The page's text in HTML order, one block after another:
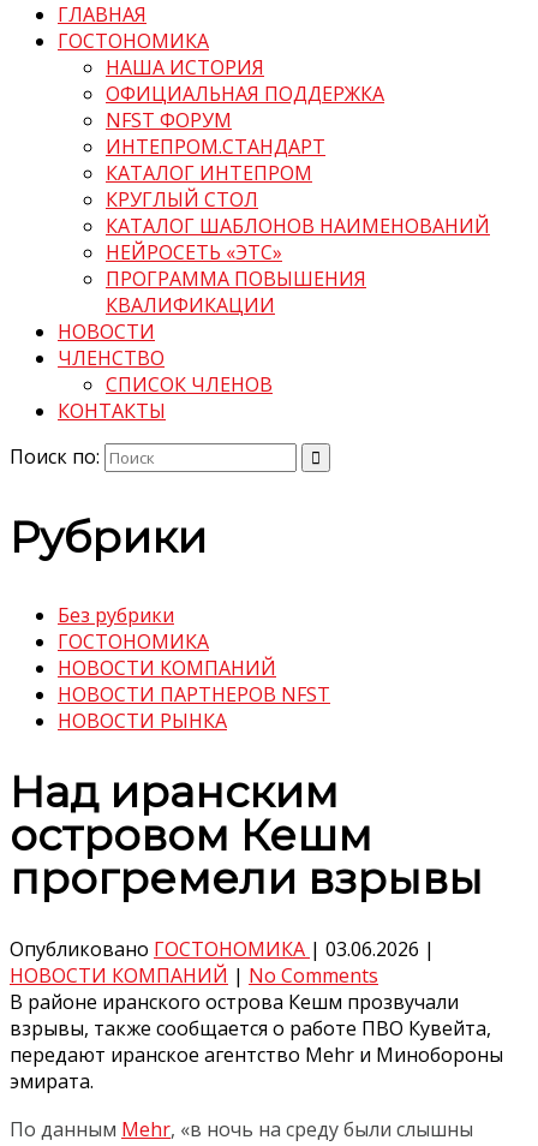
ГЛАВНАЯ
ГОСТОНОМИКА
НАША ИСТОРИЯ
ОФИЦИАЛЬНАЯ ПОДДЕРЖКА
NFST ФОРУМ
ИНТЕПРОМ.СТАНДАРТ
КАТАЛОГ ИНТЕПРОМ
КРУГЛЫЙ СТОЛ
КАТАЛОГ ШАБЛОНОВ НАИМЕНОВАНИЙ
НЕЙРОСЕТЬ «ЭТС»
ПРОГРАММА ПОВЫШЕНИЯ
КВАЛИФИКАЦИИ
НОВОСТИ
ЧЛЕНСТВО
СПИСОК ЧЛЕНОВ
КОНТАКТЫ
Поиск по:
Рубрики
Без рубрики
ГОСТОНОМИКА
НОВОСТИ КОМПАНИЙ
НОВОСТИ ПАРТНЕРОВ NFST
НОВОСТИ РЫНКА
Над иранским
островом Кешм
прогремели взрывы
Опубликовано ГОСТОНОМИКА | 03.06.2026 |
НОВОСТИ КОМПАНИЙ | No Comments
В районе иранского острова Кешм прозвучали
взрывы, также сообщается о работе ПВО Кувейта,
передают иранское агентство Mehr и Минобороны
эмирата.
По данным Mehr, «в ночь на среду были слышны